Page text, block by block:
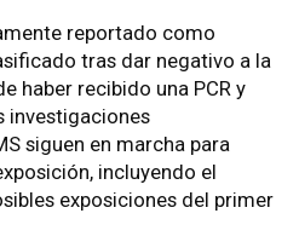
reportado como
tras dar negativo a la
haber recibido una PCR y
investigaciones
siguen en marcha para
incluyendo el
exposiciones del primer